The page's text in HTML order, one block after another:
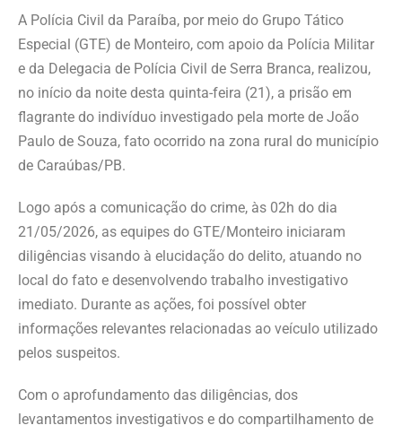
A Polícia Civil da Paraíba, por meio do Grupo Tático
Especial (GTE) de Monteiro, com apoio da Polícia Militar
e da Delegacia de Polícia Civil de Serra Branca, realizou,
no início da noite desta quinta-feira (21), a prisão em
flagrante do indivíduo investigado pela morte de João
Paulo de Souza, fato ocorrido na zona rural do município
de Caraúbas/PB.
Logo após a comunicação do crime, às 02h do dia
21/05/2026, as equipes do GTE/Monteiro iniciaram
diligências visando à elucidação do delito, atuando no
local do fato e desenvolvendo trabalho investigativo
imediato. Durante as ações, foi possível obter
informações relevantes relacionadas ao veículo utilizado
pelos suspeitos.
Com o aprofundamento das diligências, dos
levantamentos investigativos e do compartilhamento de